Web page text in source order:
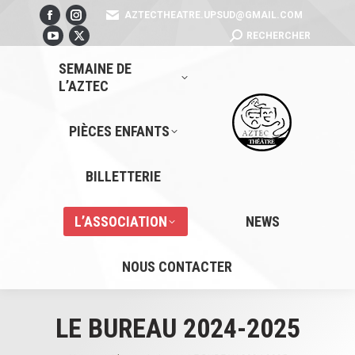
Facebook
page
opens
window
Instagram
page
opens
in
window
YouTube
page
opens
new
X
page
opens
new
AZTECTHEATRE.UPSUD@GMAIL.COM
SEARCH:
RECHERCHER
SEMAINE DE
L’AZTEC
PIÈCES ENFANTS
BILLETTERIE
L’ASSOCIATION NEWS
NOUS CONTACTER
LE BUREAU 2024-2025